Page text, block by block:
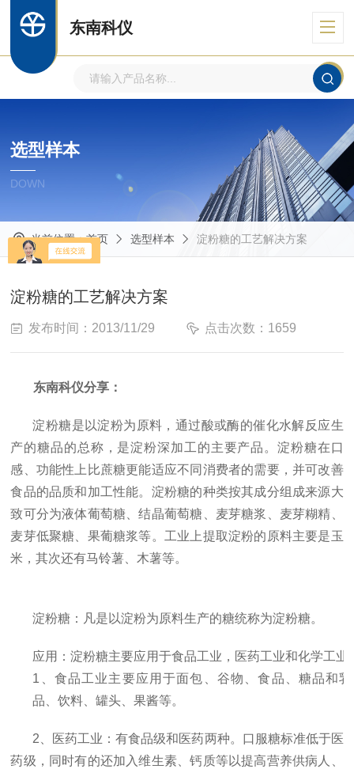
东南科仪
选型样本
DOWN
当前位置：首页 选型样本 淀粉糖的工艺解决方案
淀粉糖的工艺解决方案
发布时间：2013/11/29 点击次数：1659
东南科仪分享：
淀粉糖是以淀粉为原料，通过酸或酶的催化水解反应生
产的糖品的总称，是淀粉深加工的主要产品。淀粉糖在口
感、功能性上比蔗糖更能适应不同消费者的需要，并可改善
食品的品质和加工性能。淀粉糖的种类按其成分组成来源大
致可分为液体葡萄糖、结晶葡萄糖、麦芽糖浆、麦芽糊精、
麦芽低聚糖、果葡糖浆等。工业上提取淀粉的原料主要是玉
米，其次还有马铃薯、木薯等。
淀粉糖：凡是以淀粉为原料生产的糖统称为淀粉糖。
应用：淀粉糖主要应用于食品工业，医药工业和化学工业
1 、食品工业主要应用于面包、谷物、食品、糖品和
品、饮料、罐头、果酱等。
2 、医药工业：有食品级和医药两种。口服糖标准低于医
药级，同时有的还加入维生素、钙质等以提高营养供病人、